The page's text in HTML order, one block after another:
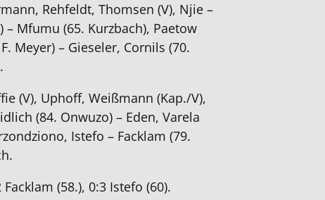
Rehfeldt, Thomsen (V), Njie –
– Mfumu (65. Kurzbach), Paetow
Meyer) – Gieseler, Cornils (70.
(V), Uphoff, Weißmann (Kap./V),
(84. Onwuzo) – Eden, Varela
Istefo – Facklam (79.
(58.), 0:3 Istefo (60).